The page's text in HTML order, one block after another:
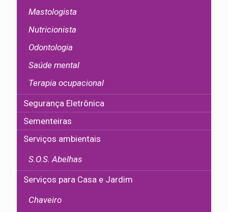
Mastologista
Nutricionista
Odontologia
Saúde mental
Terapia ocupacional
Segurança Eletrônica
Sementeiras
Serviços ambientais
S.O.S. Abelhas
Serviços para Casa e Jardim
Chaveiro